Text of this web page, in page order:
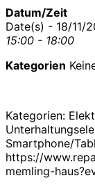
Datum/Zeit
Date(s) - 18/11/
15:00 - 18:00
Kategorien
Kategorien:
Smartphone/
https://
memling-